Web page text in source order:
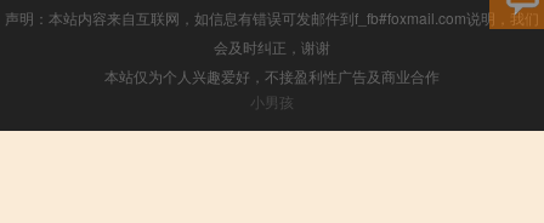
声明：本站内容来自互联网，如信息有错误可发邮件到f_fb#foxmail.com说明，我们
会及时纠正，谢谢
本站仅为个人兴趣爱好，不接盈利性广告及商业合作
小男孩